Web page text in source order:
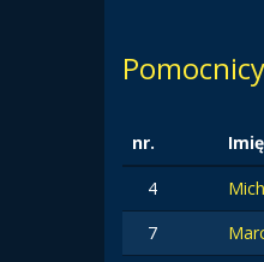
Pomocnicy
nr.
4
7